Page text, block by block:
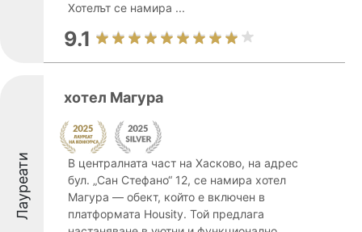
Хотелът се намира ...
9.1
Лауреати
хотел Магура
В централната част на Хасково, на адрес
бул. „Сан Стефано“ 12, се намира хотел
Магура — обект, който е включен в
платформата Housity. Той предлага